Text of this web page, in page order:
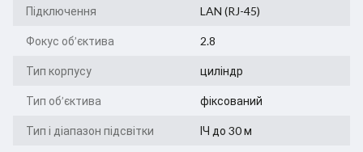
Підключення LAN (RJ-45)
Фокус об’єктива 2.8
Тип корпусу циліндр
Тип об’єктива фіксований
Тип і діапазон підсвітки ІЧ до 30 м